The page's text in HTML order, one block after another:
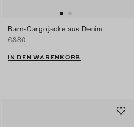
Barn-Cargojacke aus Denim
€880
IN DEN WARENKORB